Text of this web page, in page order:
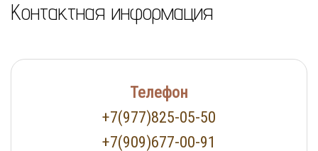
Контактная информация
Телефон
+7(977)825-05-50
+7(909)677-00-91